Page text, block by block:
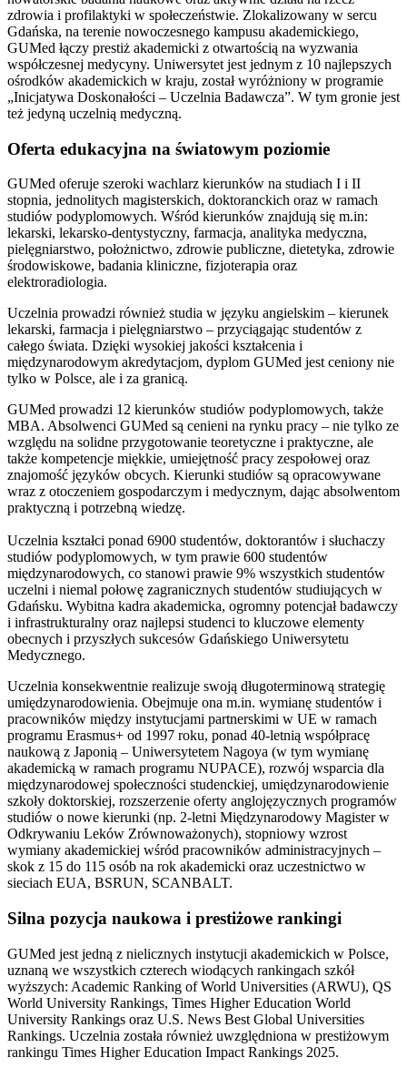
zdrowia i profilaktyki w społeczeństwie. Zlokalizowany w sercu
Gdańska, na terenie nowoczesnego kampusu akademickiego,
GUMed łączy prestiż akademicki z otwartością na wyzwania
współczesnej medycyny. Uniwersytet jest jednym z 10 najlepszych
ośrodków akademickich w kraju, został wyróżniony w programie
„Inicjatywa Doskonałości – Uczelnia Badawcza”. W tym gronie jest
też jedyną uczelnią medyczną.
Oferta edukacyjna na światowym poziomie
GUMed oferuje szeroki wachlarz kierunków na studiach I i II
stopnia, jednolitych magisterskich, doktoranckich oraz w ramach
studiów podyplomowych. Wśród kierunków znajdują się m.in:
lekarski, lekarsko-dentystyczny, farmacja, analityka medyczna,
pielęgniarstwo, położnictwo, zdrowie publiczne, dietetyka, zdrowie
środowiskowe, badania kliniczne, fizjoterapia oraz
elektroradiologia.
Uczelnia prowadzi również studia w języku angielskim – kierunek
lekarski, farmacja i pielęgniarstwo – przyciągając studentów z
całego świata. Dzięki wysokiej jakości kształcenia i
międzynarodowym akredytacjom, dyplom GUMed jest ceniony nie
tylko w Polsce, ale i za granicą.
GUMed prowadzi 12 kierunków studiów podyplomowych, także
MBA. Absolwenci GUMed są cenieni na rynku pracy – nie tylko ze
względu na solidne przygotowanie teoretyczne i praktyczne, ale
także kompetencje miękkie, umiejętność pracy zespołowej oraz
znajomość języków obcych. Kierunki studiów są opracowywane
wraz z otoczeniem gospodarczym i medycznym, dając absolwentom
praktyczną i potrzebną wiedzę.
Uczelnia kształci ponad 6900 studentów, doktorantów i słuchaczy
studiów podyplomowych, w tym prawie 600 studentów
międzynarodowych, co stanowi prawie 9% wszystkich studentów
uczelni i niemal połowę zagranicznych studentów studiujących w
Gdańsku. Wybitna kadra akademicka, ogromny potencjał badawczy
i infrastrukturalny oraz najlepsi studenci to kluczowe elementy
obecnych i przyszłych sukcesów Gdańskiego Uniwersytetu
Medycznego.
Uczelnia konsekwentnie realizuje swoją długoterminową strategię
umiędzynarodowienia. Obejmuje ona m.in. wymianę studentów i
pracowników między instytucjami partnerskimi w UE w ramach
programu Erasmus+ od 1997 roku, ponad 40-letnią współpracę
naukową z Japonią – Uniwersytetem Nagoya (w tym wymianę
akademicką w ramach programu NUPACE), rozwój wsparcia dla
międzynarodowej społeczności studenckiej, umiędzynarodowienie
szkoły doktorskiej, rozszerzenie oferty anglojęzycznych programów
studiów o nowe kierunki (np. 2-letni Międzynarodowy Magister w
Odkrywaniu Leków Zrównoważonych), stopniowy wzrost
wymiany akademickiej wśród pracowników administracyjnych –
skok z 15 do 115 osób na rok akademicki oraz uczestnictwo w
sieciach EUA, BSRUN, SCANBALT.
Silna pozycja naukowa i prestiżowe rankingi
GUMed jest jedną z nielicznych instytucji akademickich w Polsce,
uznaną we wszystkich czterech wiodących rankingach szkół
wyższych: Academic Ranking of World Universities (ARWU), QS
World University Rankings, Times Higher Education World
University Rankings oraz U.S. News Best Global Universities
Rankings. Uczelnia została również uwzględniona w prestiżowym
rankingu Times Higher Education Impact Rankings 2025.